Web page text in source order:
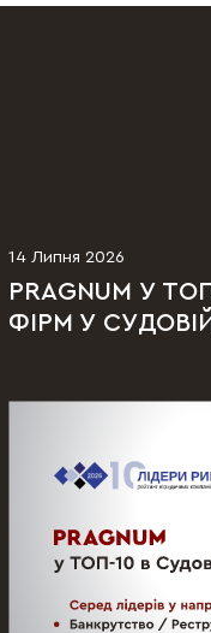
14 Липня 2026
PRAGNUM У
ФІРМ У